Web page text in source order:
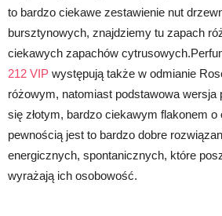
to bardzo ciekawe zestawienie nut
bursztynowych, znajdziemy tu zapach
ciekawych zapachów
212 VIP występują także w odmianie
różowym, natomiast podstawowa wersja
się złotym, bardzo ciekawym flakonem
pewnością jest to bardzo dobre
energicznych, spontanicznych, które
wyrażają ich osobowość.